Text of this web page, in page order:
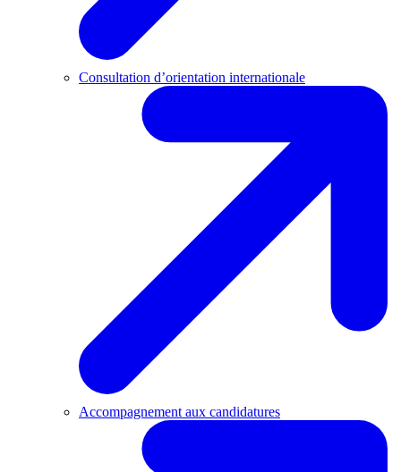
Consultation d’orientation internationale
Accompagnement aux candidatures